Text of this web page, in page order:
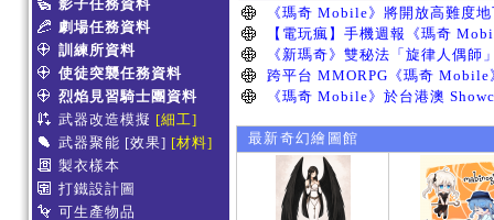
影子任務資料
劇場任務資料
訓練所資料
使徒突襲任務資料
烈焰見習騎士團資料
武器改造模擬 [細工]
武器聚能 [效果] [材料]
製衣樣本
打鐵設計圖
可生產物品
最新奇幻繪圖館